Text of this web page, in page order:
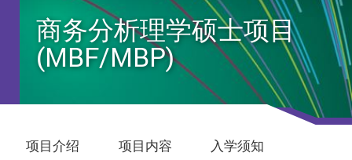
商务分析理学硕士项目
(MBF/MBP)
项目介绍 项目内容 入学须知